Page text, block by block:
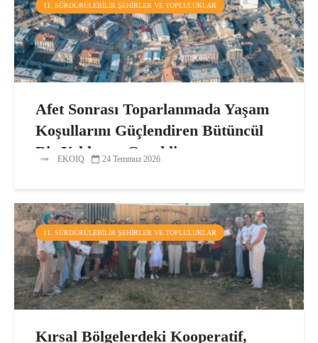
11. SÜRDÜRÜLEBILIR ŞEHIRLER VE TOPLULUKLAR
Afet Sonrası Toparlanmada Yaşam
Koşullarını Güçlendiren Bütüncül
Bir Yaklaşım Gerekli
EKOIQ 24 Temmuz 2026
11. SÜRDÜRÜLEBILIR ŞEHIRLER VE TOPLULUKLAR
Kırsal Bölgelerdeki Kooperatif,